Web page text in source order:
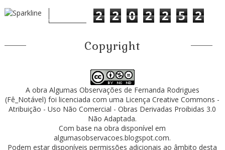
2 2 0 2 2 5 2
Copyright
A obra Algumas Observações de Fernanda Rodrigues
(Fê_Notável) foi licenciada com uma LicençaCreative Commons -
Atribuição - Uso Não Comercial - Obras Derivadas Proibidas 3.0
Não Adaptada.
Com base na obra disponível em
algumasobservacoes.blogspot.com.
Podem estar disponíveis permissões adicionais ao âmbito desta